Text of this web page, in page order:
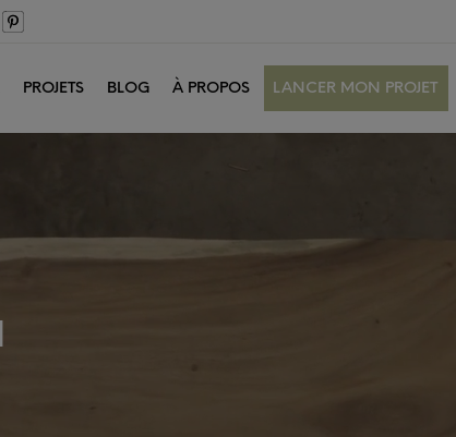
PROJETS BLOG À PROPOS LANCER MON PROJET